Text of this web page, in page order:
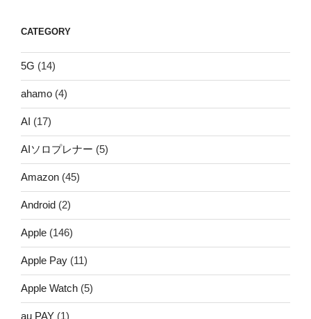
CATEGORY
5G (14)
ahamo (4)
AI (17)
AIソロプレナー (5)
Amazon (45)
Android (2)
Apple (146)
Apple Pay (11)
Apple Watch (5)
au PAY (1)